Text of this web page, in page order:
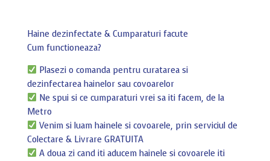
Haine dezinfectate & Cumparaturi facute
Cum functioneaza?
Plasezi o comanda pentru curatarea si
dezinfectarea hainelor sau covoarelor
Ne spui si ce cumparaturi vrei sa iti facem, de la
Metro
Venim si luam hainele si covoarele, prin serviciul de
Colectare & Livrare GRATUITA
A doua zi cand iti aducem hainele si covoarele iti